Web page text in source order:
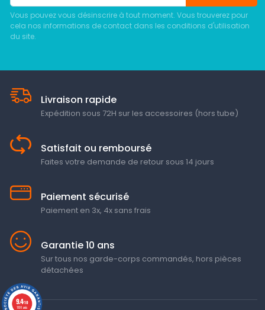
Vous pouvez vous désinscrire à tout moment. Vous trouverez pour
cela nos informations de contact dans les conditions d'utilisation
du site.
Livraison rapide
Expédition sous 72H sur les accessoires (hors tube)
Satisfait ou remboursé
Faites votre demande de retour sous 14 jours
Paiement sécurisé
Paiement en 3x, 4x sans frais
Garantie 10 ans
Sur tous nos garde-corps commandés, hors pièces
détachées
9.4/10
1191 avis